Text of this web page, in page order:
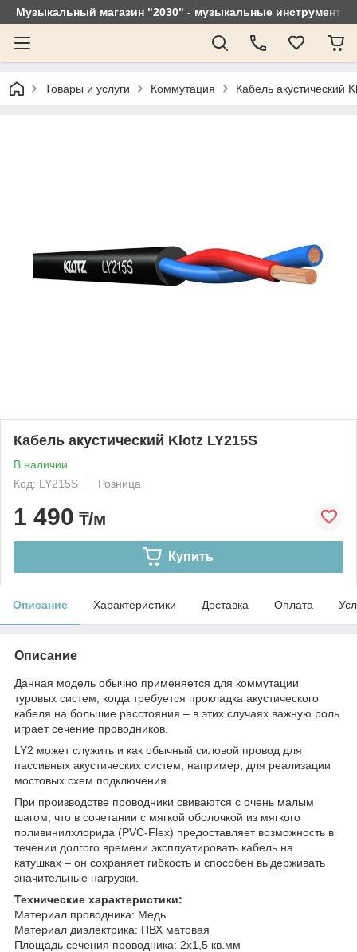
Музыкальный магазин "2030" - музыкальные
Товары и услуги Коммутация Кабель акустический
Кабель акустический Klotz LY215S
В наличии
Код: LY215S
Розница
1 490 ₸/м
Купить
Описание Характеристики Доставка Оплата
Описание
Данная модель обычно применяется для коммутации
туровых систем, когда требуется прокладка акустического
кабеля на большие расстояния – в этих случаях важную роль
играет сечение проводников.
LY2 может служить и как обычный силовой провод для
пассивных акустических систем, например, для реализации
мостовых схем подключения.
При производстве проводники свиваются с очень малым
шагом, что в сочетании с мягкой оболочкой из мягкого
поливинилхлорида (PVC-Flex) предоставляет возможность в
течении долгого времени эксплуатировать кабель на
катушках – он сохраняет гибкость и способен выдерживать
значительные нагрузки.
Технические характеристики:
Материал проводника: Медь
Материал диэлектрика: ПВХ матовая
Площадь сечения проводника: 2х1,5 кв.мм